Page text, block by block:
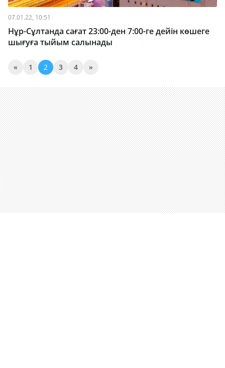
07.01.22, 10:51
Нұр-Сұлтанда сағат 23:00-ден 7:00-ге дейін көшеге
шығуға тыйым салынады
« 1 2 3 4 »